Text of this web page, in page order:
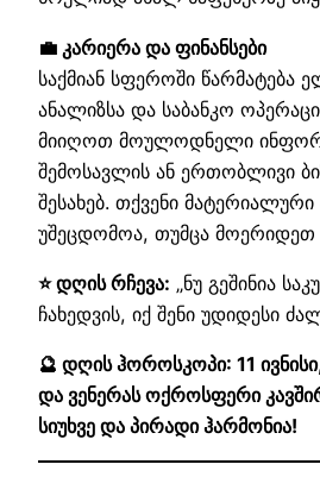
💼 კარიერა და ფინანსები
საქმიან სფეროში წარმატება
ანალიზსა და საბანკო
მიიღოთ მოულოდნელი
შემოსავლის ან ერთობლივი
შესახებ. თქვენი
უშეცდომოა, თუმცა მოერიდეთ
⭐ დღის რჩევა: „ნუ გეშინია
ჩახედვის, იქ შენი უდიდესი
🔮 დღის ჰოროსკოპი: 11
და ვენერას ოქროსფერი
სიუხვე და პირადი ჰარმონია!